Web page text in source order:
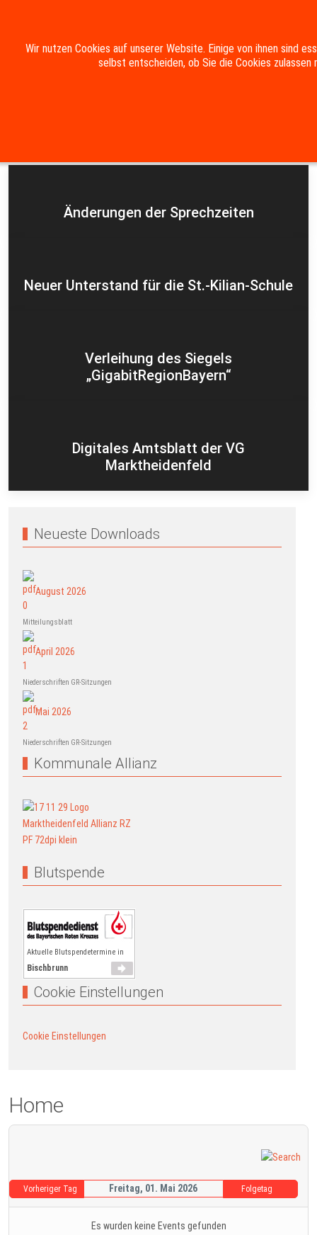
Impressum Datenschutzerklärung
Änderungen der Sprechzeiten
Neuer Unterstand für die St.-Kilian-Schule
Verleihung des Siegels
„GigabitRegionBayern“
Digitales Amtsblatt der VG
Marktheidenfeld
Neueste Downloads
August 2026
Mitteilungsblatt
April 2026
Niederschriften GR-Sitzungen
Mai 2026
Niederschriften GR-Sitzungen
Kommunale Allianz
Blutspende
Aktuelle Blutspendetermine in
Bischbrunn
Cookie Einstellungen
Cookie Einstellungen
Home
Vorheriger Tag Freitag, 01. Mai 2026 Folgetag
Es wurden keine Events gefunden
Wir nutzen Cookies auf unserer Website. Einige von ihnen sind
selbst entscheiden, ob Sie die Cookies